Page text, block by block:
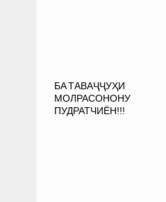
БА ТАВАҶҶУҲИ
МОЛРАСОНОНУ
ПУДРАТЧИЁН!!!